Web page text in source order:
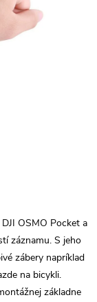
OSMO Pocket a
záznamu. S jeho
zábery napríklad
na bicykli.
základne